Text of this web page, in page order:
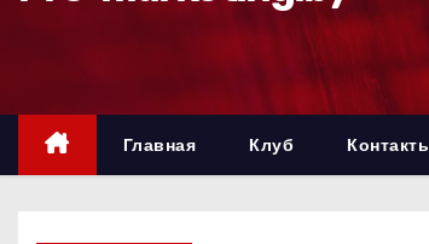
д
Главная Клуб